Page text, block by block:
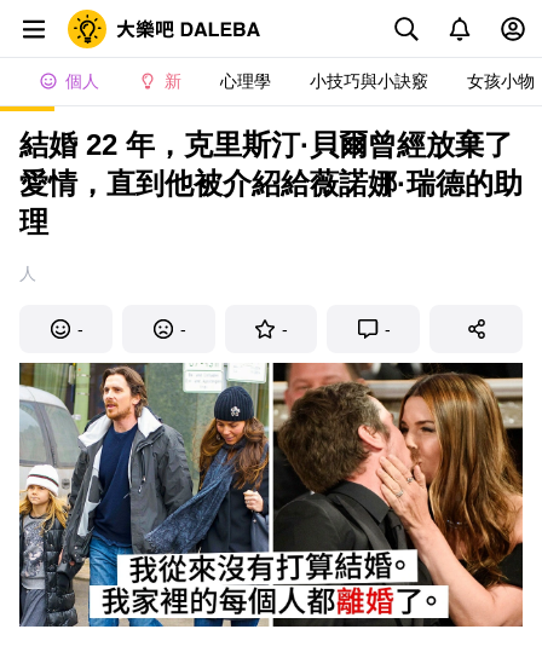
個人 新 心理學 小技巧與小訣竅 女孩小物
結婚 22 年，克里斯汀·貝爾曾經放棄了
愛情，直到他被介紹給薇諾娜·瑞德的助
理
人
- - - -